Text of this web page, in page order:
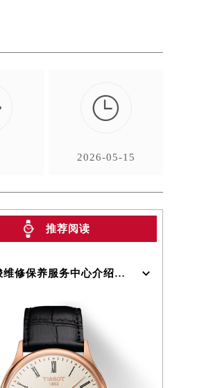

2026-05-15
推荐阅读
天梭维修保养服务中心介绍 | Tissot